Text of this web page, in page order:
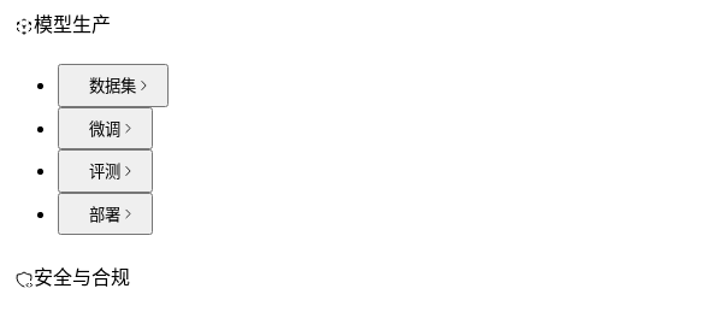
模型生产
数据集
微调
评测
部署
安全与合规